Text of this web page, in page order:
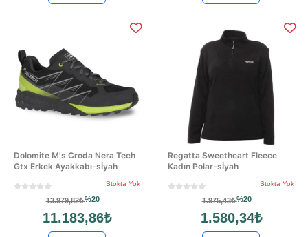
Dolomite M's Croda Nera Tech
Gtx Erkek Ayakkabı-sİyah
Stokta Yok
13.979,82₺%20
11.183,86₺
Regatta Sweetheart Fleece
Kadın Polar-sİyah
Stokta Yok
1.975,43₺%20
1.580,34₺